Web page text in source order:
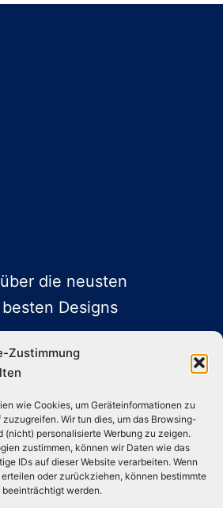
Zustimmung
wie Cookies, um Geräteinformationen zu
Wir tun dies, um das Browsing-
(nicht) personalisierte Werbung zu zeigen.
zustimmen, können wir Daten wie das
IDs auf dieser Website verarbeiten. Wenn
oder zurückziehen, können bestimmte
werden.
die neusten
Designs
Media